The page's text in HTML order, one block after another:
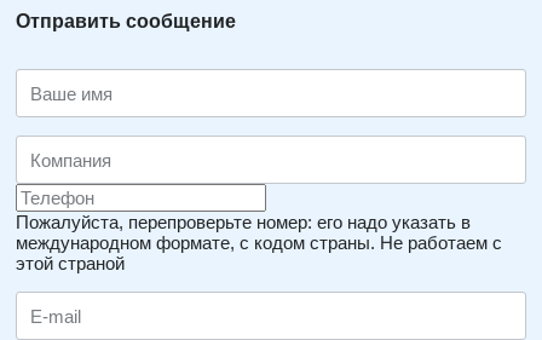
Отправить сообщение
Пожалуйста, перепроверьте номер: его надо указать в
международном формате, с кодом страны. Не работаем с
этой страной